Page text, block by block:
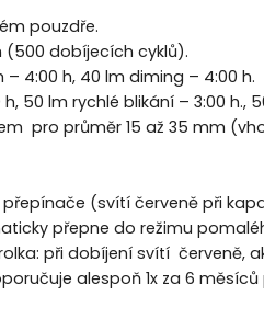
pouzdře.
(500 dobíjecích cyklů).
– 4:00 h, 40 lm diming – 4:00 h.
h, 50 lm rychlé blikání – 3:00 h.,
pro průměr 15 až 35 mm
(svítí červeně při
přepne do režimu
při dobíjení svítí červeně,
alespoň 1x za 6